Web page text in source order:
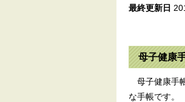
最終更新日
母子健康
母子健康手
な手帳です。